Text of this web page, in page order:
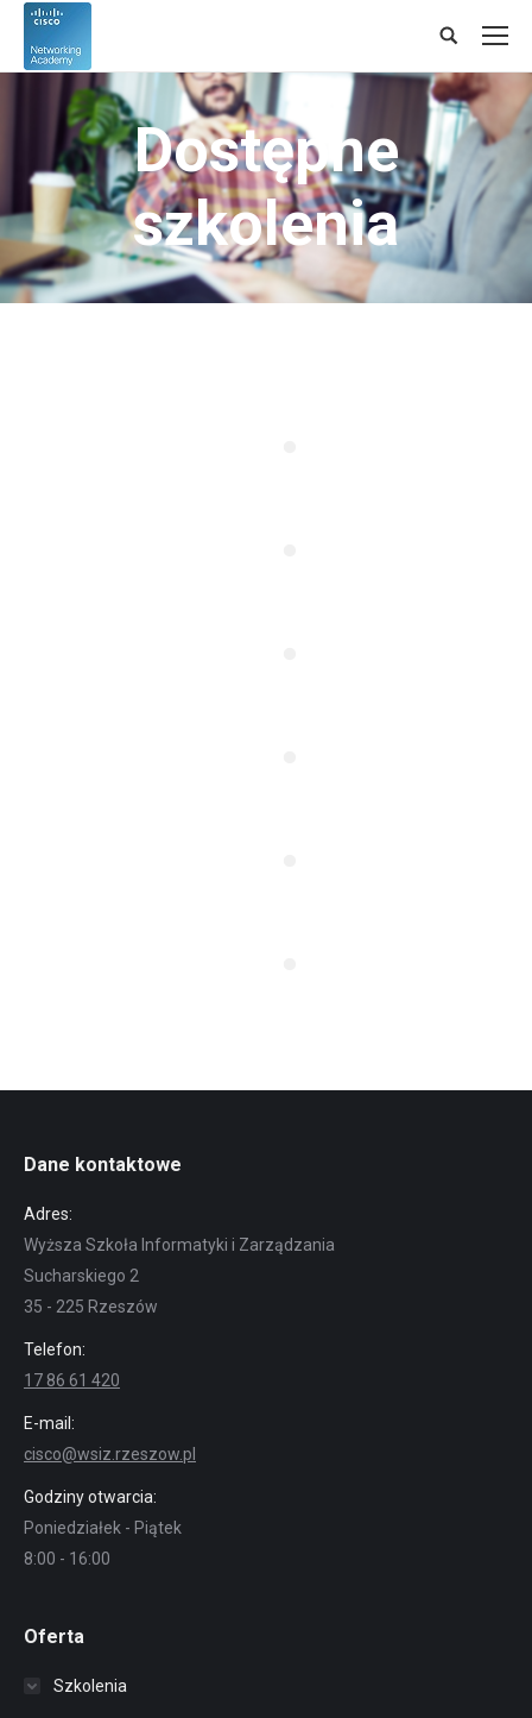
Search:
Dostępne
szkolenia
Dane kontaktowe
Adres:
Wyższa Szkoła Informatyki i Zarządzania
Sucharskiego 2
35 - 225 Rzeszów
Telefon:
17 86 61 420
E-mail:
cisco@wsiz.rzeszow.pl
Godziny otwarcia:
Poniedziałek - Piątek
8:00 - 16:00
Oferta
Szkolenia